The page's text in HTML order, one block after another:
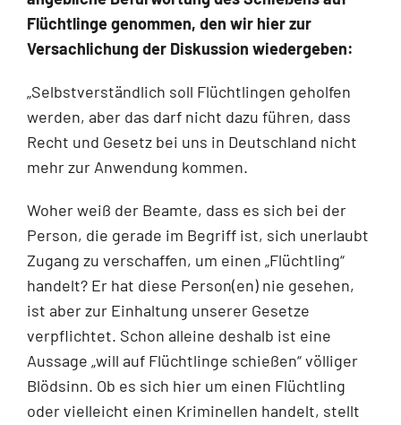
Flüchtlinge genommen, den wir hier zur
Versachlichung der Diskus­sion wiedergeben:
„Selbstverständlich soll Flüchtlingen geholfen
werden, aber das darf nicht dazu führen, dass
Recht und Gesetz bei uns in Deutschland nicht
mehr zur Anwendung kommen.
Woher weiß der Beamte, dass es sich bei der
Person, die gerade im Begriff ist, sich uner­laubt
Zugang zu verschaffen, um einen „Flüchtling“
handelt? Er hat diese Person(en) nie gesehen,
ist aber zur Einhaltung unserer Gesetze
verpflichtet. Schon alleine deshalb ist eine
Aussage „will auf Flüchtlinge schießen“ völliger
Blödsinn. Ob es sich hier um einen Flüchtling
oder vielleicht einen Kriminellen handelt, stellt